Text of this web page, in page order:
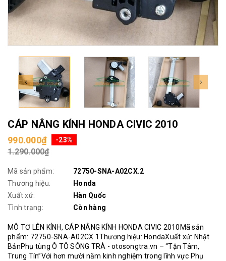
CÁP NÂNG KÍNH HONDA CIVIC 2010
990.000₫ -23%
1.290.000₫
Mã sản phẩm:
72750-SNA-A02CX.2
Thương hiệu:
Honda
Xuất xứ:
Hàn Quốc
Tình trạng:
Còn hàng
MÔ TƠ LÊN KÍNH, CÁP NÂNG KÍNH HONDA CIVIC 2010Mã sản
phẩm: 72750-SNA-A02CX.1Thương hiệu: HondaXuất xứ: Nhật
BảnPhụ tùng Ô TÔ SÔNG TRÀ - otosongtra.vn – “Tận Tâm,
Trung Tín”Với hơn mười năm kinh nghiệm trong lĩnh vực Phụ